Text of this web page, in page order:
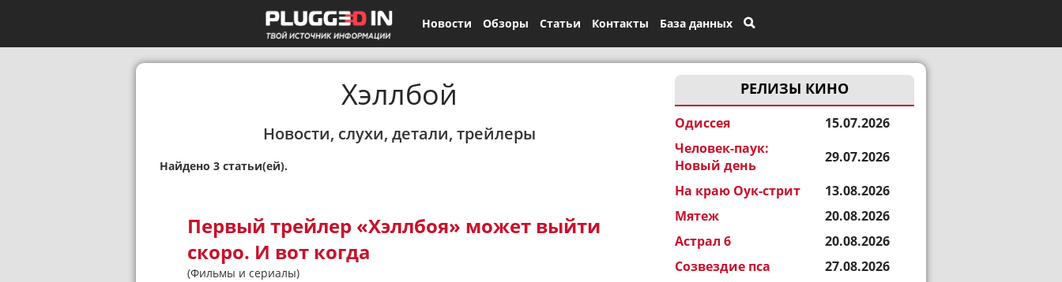
Новости Обзоры Статьи Контакты База данных
РЕЛИЗЫ КИНО
Одиссея
15.07.2026
Человек-паук:
Новый день
29.07.2026
На краю Оук-стрит
13.08.2026
Мятеж
20.08.2026
Астрал 6
20.08.2026
Созвездие пса
27.08.2026
Хэллбой
Новости, слухи, детали, трейлеры
Найдено 3 статьи(ей).
Первый трейлер «Хэллбоя» может выйти
скоро. И вот когда
(Фильмы и сериалы)